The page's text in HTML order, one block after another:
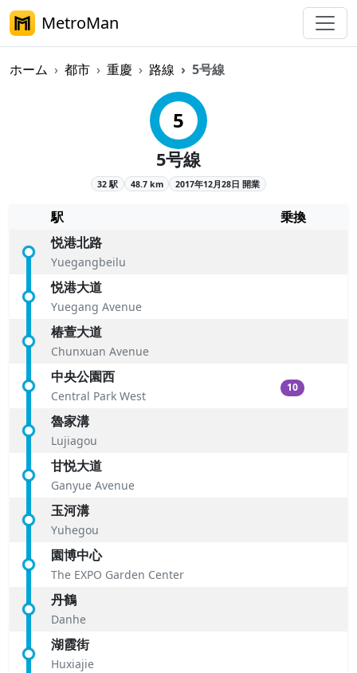
MetroMan
ホーム 都市 重慶 路線 5号線
重慶軌道交通5号線概要
5
5号線
32 駅 48.7 km 2017年12月28日 開業
駅
乗換
悦港北路
Yuegangbeilu
悦港大道
Yuegang Avenue
椿萱大道
Chunxuan Avenue
中央公園西
Central Park West
10
魯家溝
Lujiagou
甘悦大道
Ganyue Avenue
玉河溝
Yuhegou
園博中心
The EXPO Garden Center
丹鶴
Danhe
湖霞街
Huxiajie